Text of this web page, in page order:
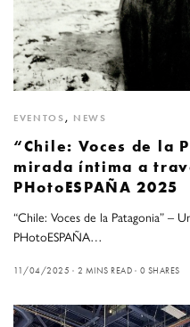
EVENTOS , NEWS
“Chile: Voces de la
mirada íntima a
PHotoESPAÑA 2025
“Chile: Voces de la Patagonia” –
PHotoESPAÑA…
11/04/2025 2 MINS READ 0 SHARES